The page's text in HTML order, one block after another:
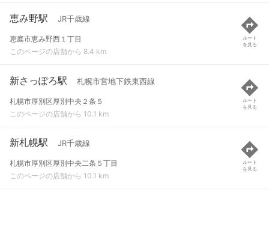
恵み野駅 JR千歳線
恵庭市恵み野西１丁目
このページの店舗から 8.4 km
ルート
を見る
新さっぽろ駅 札幌市営地下鉄東西線
札幌市厚別区厚別中央２条５
このページの店舗から 10.1 km
ルート
を見る
新札幌駅 JR千歳線
札幌市厚別区厚別中央二条５丁目
このページの店舗から 10.1 km
ルート
を見る